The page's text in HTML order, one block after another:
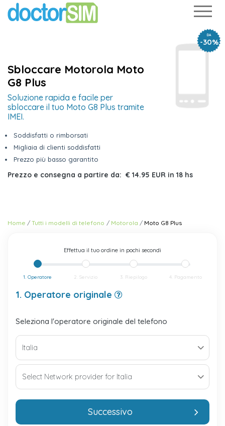
DA
-30%
Sbloccare Motorola Moto
G8 Plus
Soluzione rapida e facile per
sbloccare il tuo Moto G8 Plus tramite
IMEI.
Soddisfatti o rimborsati
Migliaia di clienti soddisfatti
Prezzo più basso garantito
Prezzo e consegna a partire da: € 14.95 EUR in 18 hs
Home Tutti i modelli di telefono Motorola Moto G8 Plus
Effettua il tuo ordine in pochi secondi
1. Operatore 2. Servizio 3. Riepilogo 4. Pagamento
1. Operatore originale
Seleziona l'operatore originale del telefono
Successivo